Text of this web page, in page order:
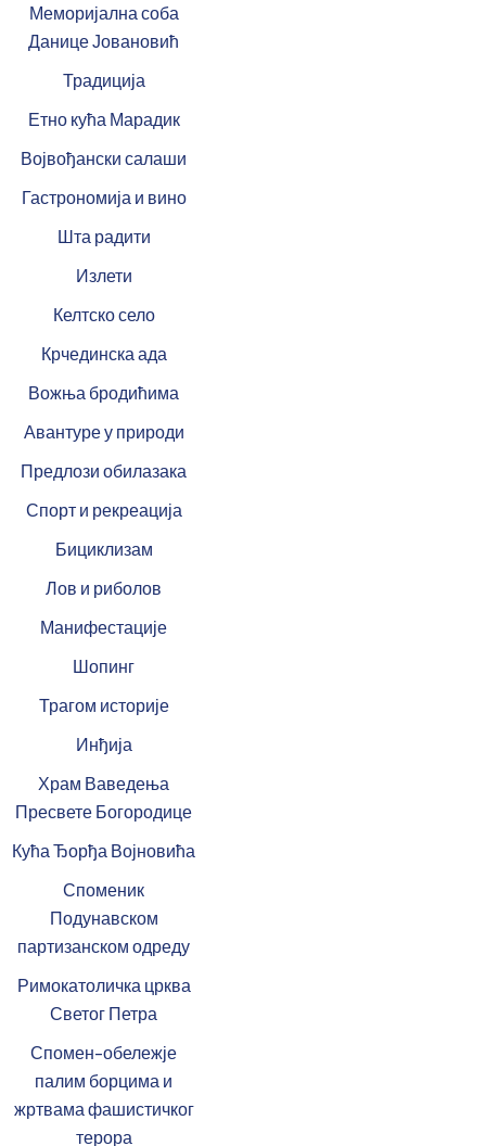
Меморијална соба
Данице Јовановић
Традиција
Етно кућа Марадик
Војвођански салаши
Гастрономија и вино
Шта радити
Излети
Келтско село
Крчединска ада
Вожња бродићима
Авантуре у природи
Предлози обилазака
Спорт и рекреација
Бициклизам
Лов и риболов
Манифестације
Шопинг
Трагом историје
Инђија
Храм Ваведења
Пресвете Богородице
Кућа Ђорђа Војновића
Споменик
Подунавском
партизанском одреду
Римокатоличка црква
Светог Петра
Спомен-обележје
палим борцима и
жртвама фашистичког
терора